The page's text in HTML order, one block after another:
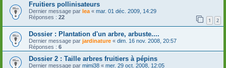
Fruitiers pollinisateurs
Dernier message par lea« mar. 01 déc. 2009, 14:29
Réponses : 22 1 2
Dossier : Plantation d'un arbre, arbuste....
Dernier message par jardinature « dim. 16 nov. 2008, 20:57
Réponses : 6
Dossier 2 : Taille arbres fruitiers à pépins
Dernier message par mimi38 « mer. 29 oct. 2008, 12:05